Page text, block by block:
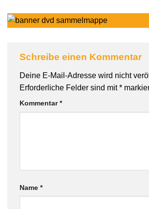
Schreibe einen Kommentar
Deine E-Mail-Adresse wird nicht
Erforderliche Felder sind mit*
Kommentar*
Name *